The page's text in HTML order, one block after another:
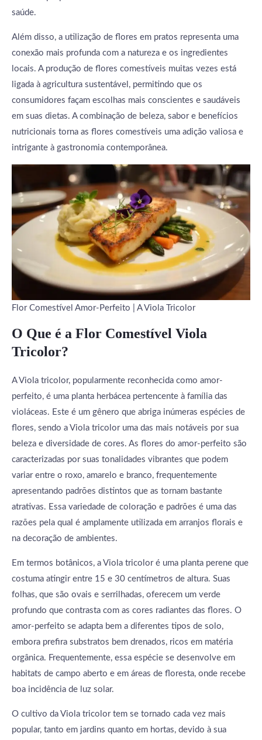
saúde.
Além disso, a utilização de flores em pratos representa uma
conexão mais profunda com a natureza e os ingredientes
locais. A produção de flores comestíveis muitas vezes está
ligada à agricultura sustentável, permitindo que os
consumidores façam escolhas mais conscientes e saudáveis
em suas dietas. A combinação de beleza, sabor e benefícios
nutricionais torna as flores comestíveis uma adição valiosa e
intrigante à gastronomia contemporânea.
Flor Comestível Amor-Perfeito | A Viola Tricolor
O Que é a Flor Comestível Viola
Tricolor?
A Viola tricolor, popularmente reconhecida como amor-
perfeito, é uma planta herbácea pertencente à família das
violáceas. Este é um gênero que abriga inúmeras espécies de
flores, sendo a Viola tricolor uma das mais notáveis por sua
beleza e diversidade de cores. As flores do amor-perfeito são
caracterizadas por suas tonalidades vibrantes que podem
variar entre o roxo, amarelo e branco, frequentemente
apresentando padrões distintos que as tornam bastante
atrativas. Essa variedade de coloração e padrões é uma das
razões pela qual é amplamente utilizada em arranjos florais e
na decoração de ambientes.
Em termos botânicos, a Viola tricolor é uma planta perene que
costuma atingir entre 15 e 30 centímetros de altura. Suas
folhas, que são ovais e serrilhadas, oferecem um verde
profundo que contrasta com as cores radiantes das flores. O
amor-perfeito se adapta bem a diferentes tipos de solo,
embora prefira substratos bem drenados, ricos em matéria
orgânica. Frequentemente, essa espécie se desenvolve em
habitats de campo aberto e em áreas de floresta, onde recebe
boa incidência de luz solar.
O cultivo da Viola tricolor tem se tornado cada vez mais
popular, tanto em jardins quanto em hortas, devido à sua